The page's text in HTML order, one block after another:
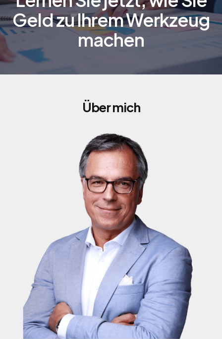
Geld zu Ihrem Werkzeug
machen
Über mich